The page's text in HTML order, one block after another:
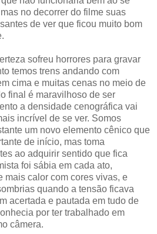
no decorrer do filme suas
de ver que ficou muito bom
sofreu horrores para gravar
temos trens andando com
cima e muitas cenas no meio de
final é maravilhoso de ser
a densidade cenográfica vai
incrível de se ver. Somos
um novo elemento cênico que
de início, mas toma
ao adquirir sentido que fica
foi sábia em cada ato,
mais calor com cores vivas, e
quando a tensão ficava
acertada e pautada em tudo de
por ter trabalhado em
câmera.